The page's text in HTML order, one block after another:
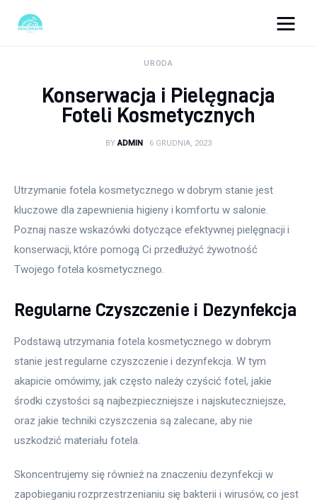
Turystyka
Zdrowie
Więcej
URODA
Konserwacja i Pielęgnacja
Foteli Kosmetycznych
BY ADMIN 6 GRUDNIA, 2023
Utrzymanie fotela kosmetycznego w dobrym stanie jest
kluczowe dla zapewnienia higieny i komfortu w salonie.
Poznaj nasze wskazówki dotyczące efektywnej pielęgnacji i
konserwacji, które pomogą Ci przedłużyć żywotność
Twojego fotela kosmetycznego.
Regularne Czyszczenie i Dezynfekcja
Podstawą utrzymania fotela kosmetycznego w dobrym
stanie jest regularne czyszczenie i dezynfekcja. W tym
akapicie omówimy, jak często należy czyścić fotel, jakie
środki czystości są najbezpieczniejsze i najskuteczniejsze,
oraz jakie techniki czyszczenia są zalecane, aby nie
uszkodzić materiału fotela.
Skoncentrujemy się również na znaczeniu dezynfekcji w
zapobieganiu rozprzestrzenianiu się bakterii i wirusów, co jest